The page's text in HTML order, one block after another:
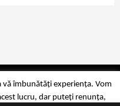
© 2014-2026
vă îmbunătăți experiența. Vom
lucru, dar puteți renunța,